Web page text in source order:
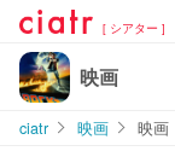
[ シアター ]
映画
ciatr 映画
映画